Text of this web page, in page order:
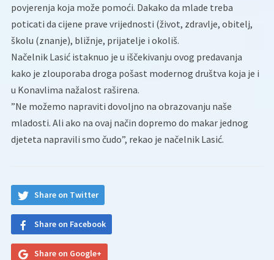
povjerenja koja može pomoći. Dakako da mlade treba
poticati da cijene prave vrijednosti (život, zdravlje, obitelj,
školu (znanje), bližnje, prijatelje i okoliš.
Načelnik Lasić istaknuo je u iščekivanju ovog predavanja
kako je zlouporaba droga pošast modernog društva koja je i
u Konavlima nažalost raširena.
”Ne možemo napraviti dovoljno na obrazovanju naše
mladosti. Ali ako na ovaj način dopremo do makar jednog
djeteta napravili smo čudo”, rekao je načelnik Lasić.
Share on Twitter
Share on Facebook
Share on Google+